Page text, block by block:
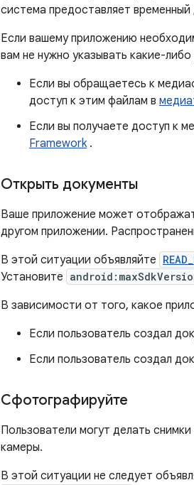
система предоставляет
Если вашему приложению
вам не нужно указывать какие-
Если вы обращаетесь к
доступ к этим файлам в
Если вы получаете доступ к
Framework.
Открыть документы
Ваше приложение может
другом приложении.
В этой ситуации объявляйте
Установите
В зависимости от того, какое
Если пользователь создал
Если пользователь создал
Сфотографируйте
Пользователи могут делать
камеры.
В этой ситуации не следует